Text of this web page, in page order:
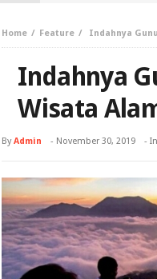
Home Feature Indahnya
Indahnya
Wisata
ByAdmin - November 30, 2019 - In